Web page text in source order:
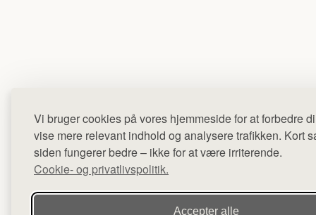
Vi bruger cookies på vores hjemmeside for at forbedre
vise mere relevant indhold og analysere trafikken. Kort
siden fungerer bedre – ikke for at være irriterende.
Cookie- og privatlivspolitik.
Accepter alle